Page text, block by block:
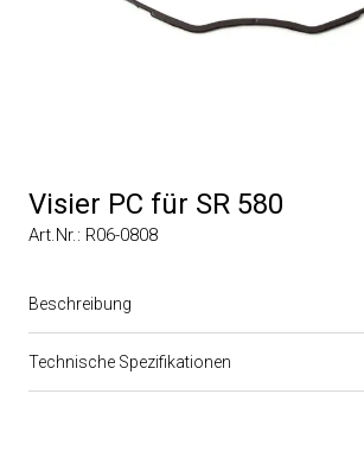
Visier PC für SR 580
Art.Nr.: R06-0808
Beschreibung
Technische Spezifikationen